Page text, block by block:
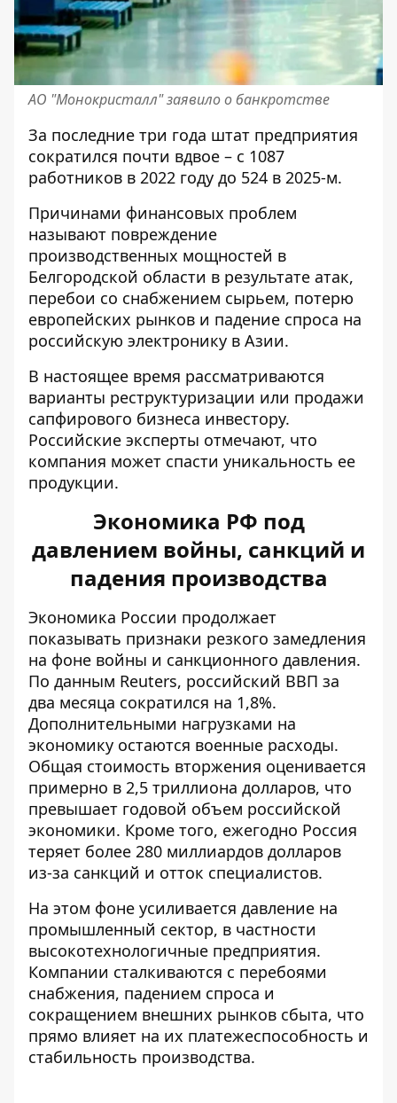
АО "Монокристалл" заявило о банкротстве
За последние три года штат предприятия
сократился почти вдвое – с 1087
работников в 2022 году до 524 в 2025-м.
Причинами финансовых проблем
называют повреждение
производственных мощностей в
Белгородской области в результате атак,
перебои со снабжением сырьем, потерю
европейских рынков и падение спроса на
российскую электронику в Азии.
В настоящее время рассматриваются
варианты реструктуризации или продажи
сапфирового бизнеса инвестору.
Российские эксперты отмечают, что
компания может спасти уникальность ее
продукции.
Экономика РФ под
давлением войны, санкций и
падения производства
Экономика России продолжает
показывать признаки резкого замедления
на фоне войны и санкционного давления.
По данным Reuters, российский ВВП за
два месяца сократился на 1,8%.
Дополнительными нагрузками на
экономику остаются военные расходы.
Общая стоимость вторжения оценивается
примерно в 2,5 триллиона долларов, что
превышает годовой объем российской
экономики. Кроме того, ежегодно Россия
теряет более 280 миллиардов долларов
из-за санкций и отток специалистов.
На этом фоне усиливается давление на
промышленный сектор, в частности
высокотехнологичные предприятия.
Компании сталкиваются с перебоями
снабжения, падением спроса и
сокращением внешних рынков сбыта, что
прямо влияет на их платежеспособность и
стабильность производства.